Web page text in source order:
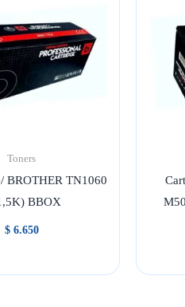
Toners
BROTHER TN1060
BBOX
$6.650